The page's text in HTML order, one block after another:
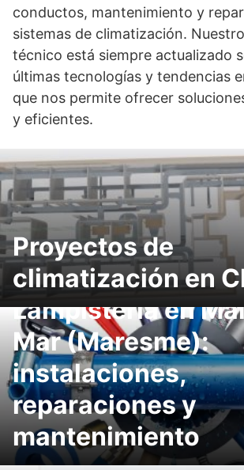
conductos, mantenimiento y
sistemas de climatización.
técnico está siempre actualizado
últimas tecnologías y tendencias
que nos permite ofrecer
y eficientes.
Proyectos de
climatización en
Lampistería en
Mar (Maresme):
instalaciones,
reparaciones y
mantenimiento